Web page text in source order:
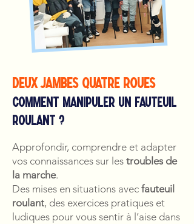
deux jambes quatre roues
comment manipuler un fauteuil
roulant ?
Approfondir, comprendre et adapter
vos connaissances sur les troubles de
la marche.
Des mises en situations avec fauteuil
roulant, des exercices pratiques et
ludiques pour vous sentir à l’aise dans